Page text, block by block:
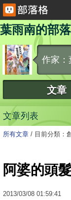
葉雨南的部
作家：
文章
文章列表
所有文章 / 目前分類：
阿婆的頭
2013/03/08 01:59:41